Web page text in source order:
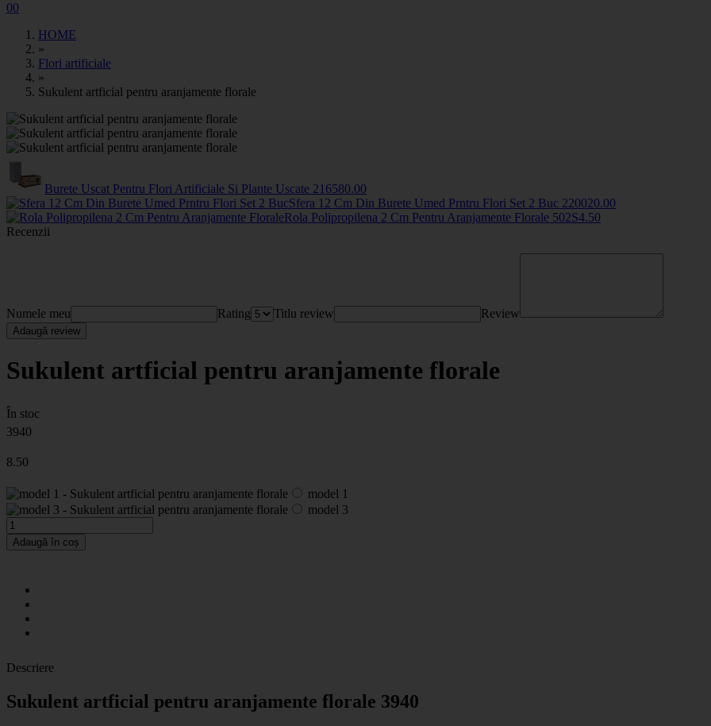
00
HOME
»
Flori artificiale
»
Sukulent artficial pentru aranjamente florale
Burete Uscat Pentru Flori Artificiale Si Plante Uscate 216580.00
Sfera 12 Cm Din Burete Umed Prntru Flori Set 2 Buc 220020.00
Rola Polipropilena 2 Cm Pentru Aranjamente Florale 502S4.50
Recenzii
Numele meu Rating Titlu review Review
Adaugă review
Sukulent artficial pentru aranjamente florale
În stoc
3940
8.50
model 1
model 3
Adaugă în coș
Descriere
Sukulent artficial pentru aranjamente florale 3940